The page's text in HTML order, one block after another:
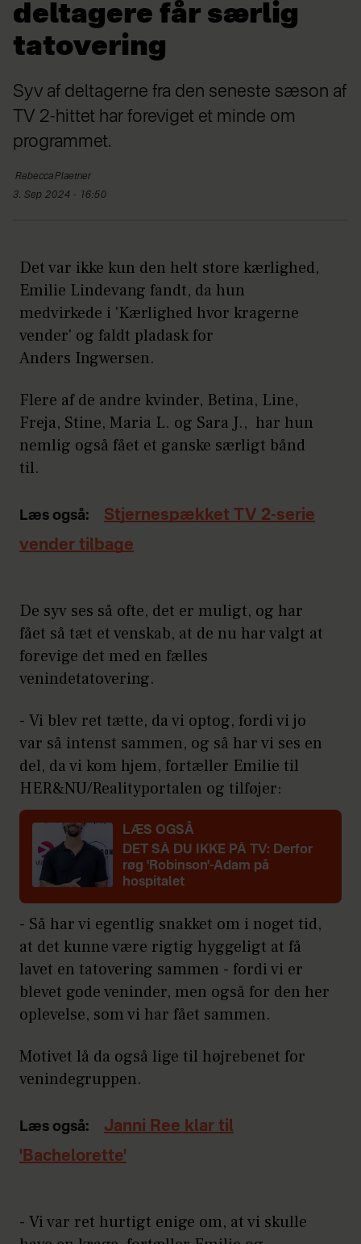
deltagere får særlig
tatovering
Syv af deltagerne fra den seneste sæson af
TV 2-hittet har foreviget et minde om
programmet.
RebeccaPlaetner
3. Sep 2024 - 16:50
Det var ikke kun den helt store kærlighed,
Emilie Lindevang fandt, da hun
medvirkede i 'Kærlighed hvor kragerne
vender' og faldt pladask for
Anders Ingwersen.
Flere af de andre kvinder, Betina, Line,
Freja, Stine, Maria L. og Sara J., har hun
nemlig også fået et ganske særligt bånd
til.
Læs også:
Stjernespækket TV 2-serie
vender tilbage
De syv ses så ofte, det er muligt, og har
fået så tæt et venskab, at de nu har valgt at
forevige det med en fælles
venindetatovering.
- Vi blev ret tætte, da vi optog, fordi vi jo
var så intenst sammen, og så har vi ses en
del, da vi kom hjem, fortæller Emilie til
HER&NU/Realityportalen og tilføjer:
LÆS OGSÅ
DET SÅ DU IKKE PÅ TV: Derfor
røg 'Robinson'-Adam på
hospitalet
- Så har vi egentlig snakket om i noget tid,
at det kunne være rigtig hyggeligt at få
lavet en tatovering sammen - fordi vi er
blevet gode veninder, men også for den her
oplevelse, som vi har fået sammen.
Motivet lå da også lige til højrebenet for
venindegruppen.
Læs også:
Janni Ree klar til
'Bachelorette'
- Vi var ret hurtigt enige om, at vi skulle